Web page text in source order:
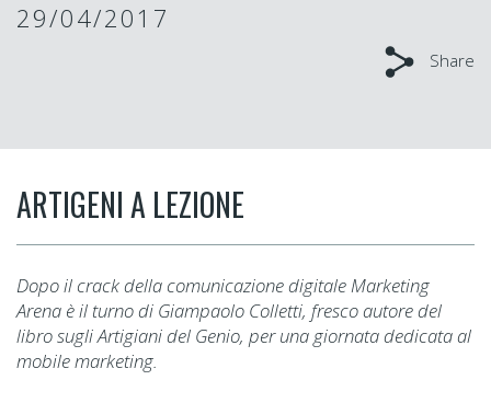
29/04/2017
Share
ARTIGENI A LEZIONE
Dopo il crack della comunicazione digitale Marketing
Arena è il turno di Giampaolo Colletti, fresco autore del
libro sugli Artigiani del Genio, per una giornata dedicata al
mobile marketing.